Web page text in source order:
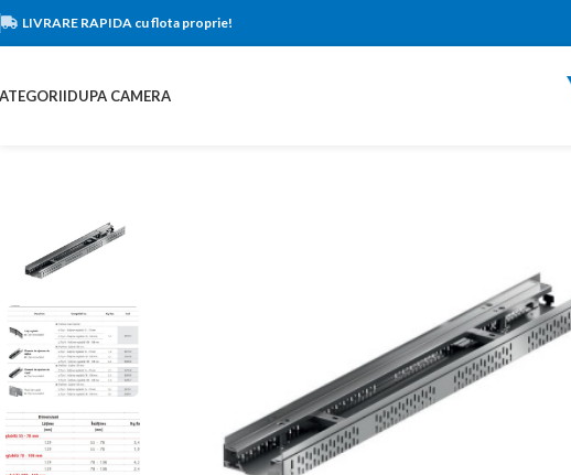
LIVRARE RAPIDA cu flota proprie!
DUPA CAMERA